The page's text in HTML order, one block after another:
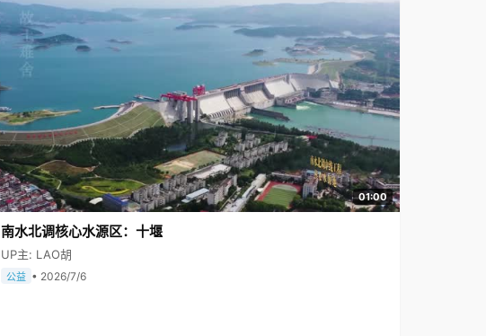
01:00
南水北调核心水源区：十堰
UP主: LAO胡
公益 • 2026/7/6